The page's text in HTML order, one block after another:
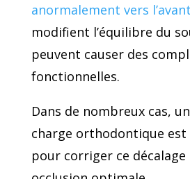
anormalement vers l’avant
modifient l’équilibre du
peuvent causer des
fonctionnelles.
Dans de nombreux cas,
charge orthodontique est
pour corriger ce